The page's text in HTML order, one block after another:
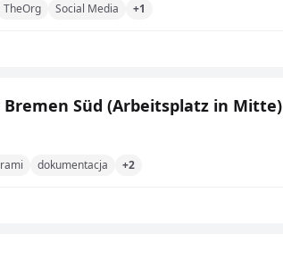
TheOrg Social Media +1
Süd (Arbeitsplatz in Mitte)
dokumentacja +2